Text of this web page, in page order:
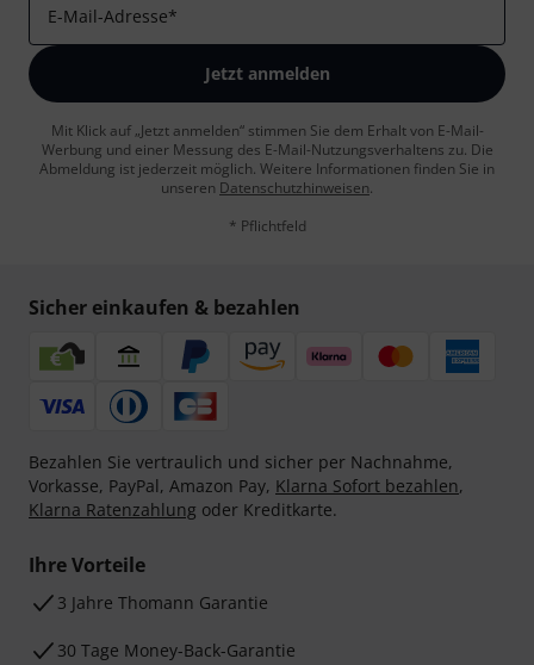
E-Mail-Adresse*
Jetzt anmelden
Mit Klick auf „Jetzt anmelden“ stimmen Sie dem Erhalt von E-Mail-
Werbung und einer Messung des E-Mail-Nutzungsverhaltens zu. Die
Abmeldung ist jederzeit möglich. Weitere Informationen finden Sie in
unseren Datenschutzhinweisen.
* Pflichtfeld
Sicher einkaufen & bezahlen
Bezahlen Sie vertraulich und sicher per Nachnahme,
Vorkasse, PayPal, Amazon Pay, Klarna Sofort bezahlen,
Klarna Ratenzahlung oder Kreditkarte.
Ihre Vorteile
3 Jahre Thomann Garantie
30 Tage Money-Back-Garantie